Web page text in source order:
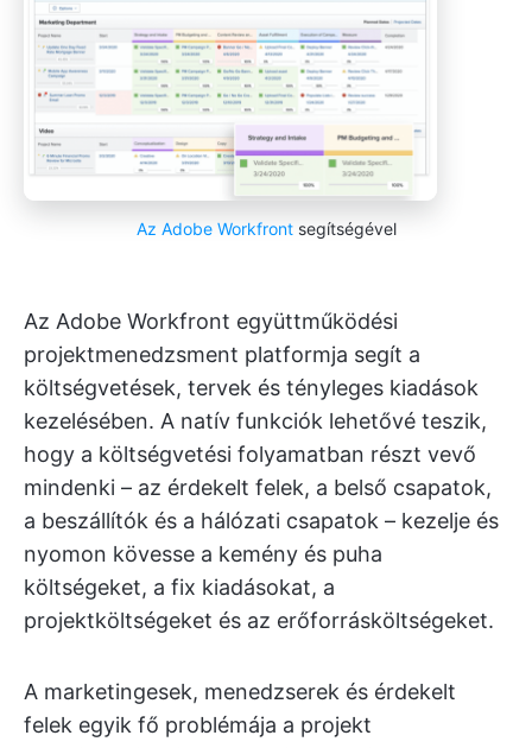
Az Adobe Workfrontsegítségével
Az Adobe Workfront együttműködési
projektmenedzsment platformja segít a
költségvetések, tervek és tényleges kiadások
kezelésében. A natív funkciók lehetővé teszik,
hogy a költségvetési folyamatban részt vevő
mindenki – az érdekelt felek, a belső csapatok,
a beszállítók és a hálózati csapatok – kezelje és
nyomon kövesse a kemény és puha
költségeket, a fix kiadásokat, a
projektköltségeket és az erőforrásköltségeket.
A marketingesek, menedzserek és érdekelt
felek egyik fő problémája a projekt